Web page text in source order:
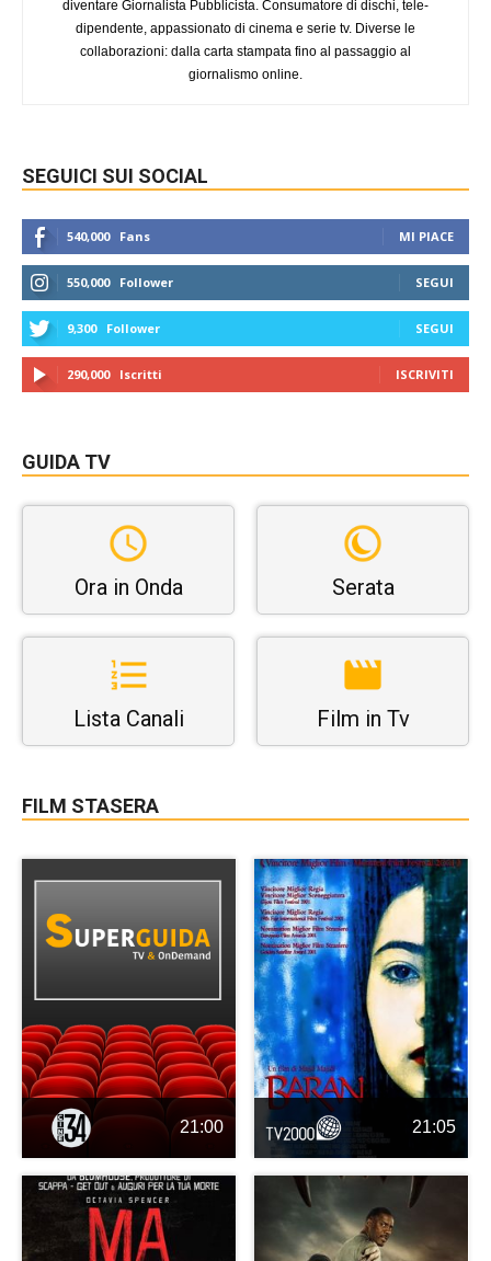
diventare Giornalista Pubblicista. Consumatore di dischi, tele-
dipendente, appassionato di cinema e serie tv. Diverse le
collaborazioni: dalla carta stampata fino al passaggio al
giornalismo online.
SEGUICI SUI SOCIAL
540,000 Fans MI PIACE
550,000 Follower SEGUI
9,300 Follower SEGUI
290,000 Iscritti ISCRIVITI
GUIDA TV
Ora in Onda Serata
Lista Canali Film in Tv
FILM STASERA
21:00 21:05